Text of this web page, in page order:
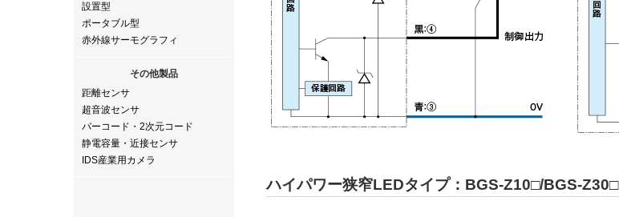
設置型
ポータブル型
赤外線サーモグラフィ
その他製品
距離センサ
超音波センサ
バーコード・2次元コード
静電容量・近接センサ
IDS産業用カメラ
ハイパワー狭窄LEDタイプ：BGS-Z10□/BGS-Z30□